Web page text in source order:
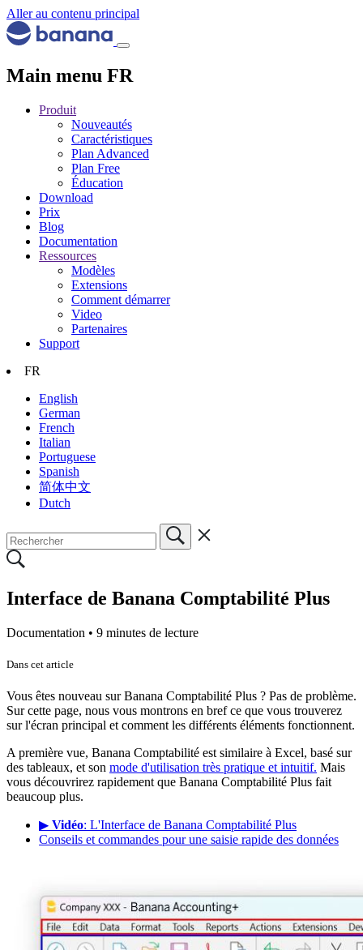
Aller au contenu principal
Main menu FR
Produit
Nouveautés
Caractéristiques
Plan Advanced
Plan Free
Éducation
Download
Prix
Blog
Documentation
Ressources
Modèles
Extensions
Comment démarrer
Video
Partenaires
Support
FR
English
German
French
Italian
Portuguese
Spanish
简体中文
Dutch
Interface de Banana Comptabilité Plus
Documentation • 9 minutes de lecture
Dans cet article
Vous êtes nouveau sur Banana Comptabilité Plus ? Pas de problème.
Sur cette page, nous vous montrons en bref ce que vous trouverez
sur l'écran principal et comment les différents éléments fonctionnent.
A première vue, Banana Comptabilité est similaire à Excel, basé sur
des tableaux, et son mode d'utilisation très pratique et intuitif. Mais
vous découvrirez rapidement que Banana Comptabilité Plus fait
beaucoup plus.
▶ Vidéo: L'Interface de Banana Comptabilité Plus
Conseils et commandes pour une saisie rapide des données